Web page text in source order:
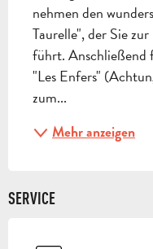
nehmen den
Taurelle", der Sie zur
führt. Anschließend
"Les Enfers"
zum...
Mehr anzeigen
SERVICE